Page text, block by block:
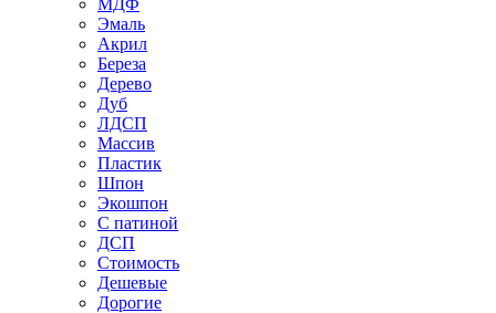
МДФ
Эмаль
Акрил
Береза
Дерево
Дуб
ЛДСП
Массив
Пластик
Шпон
Экошпон
С патиной
ДСП
Стоимость
Дешевые
Дорогие